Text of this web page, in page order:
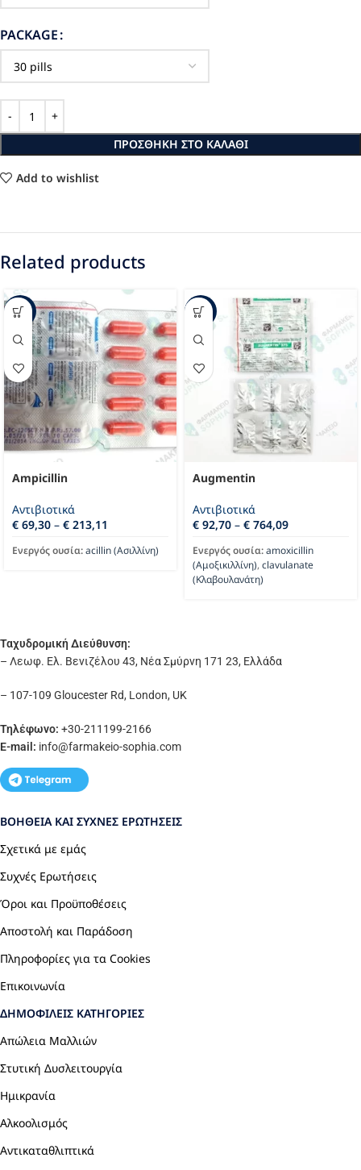
PACKAGE
ΠΡΟΣΘΉΚΗ ΣΤΟ ΚΑΛΆΘΙ
Add to wishlist
Related products
-94%
Ampicillin
Αντιβιοτικά
€ 69,30 – € 213,11
Ενεργός ουσία:acillin (Ασιλλίνη)
-48%
Augmentin
Αντιβιοτικά
€ 92,70 – € 764,09
Ενεργός ουσία:amoxicillin
(Αμοξικιλλίνη), clavulanate
(Κλαβουλανάτη)
Ταχυδρομική Διεύθυνση:
– Λεωφ. Ελ. Βενιζέλου 43, Νέα Σμύρνη 171 23, Ελλάδα
– 107-109 Gloucester Rd, London, UK
Τηλέφωνο: +30-211199-2166
E-mail: info@farmakeio-sophia.com
ΒΟΉΘΕΙΑ ΚΑΙ ΣΥΧΝΈΣ ΕΡΩΤΉΣΕΙΣ
Σχετικά με εμάς
Συχνές Ερωτήσεις
Όροι και Προϋποθέσεις
Αποστολή και Παράδοση
Πληροφορίες για τα Cookies
Επικοινωνία
ΔΗΜΟΦΙΛΕΊΣ ΚΑΤΗΓΟΡΊΕΣ
Απώλεια Μαλλιών
Στυτική Δυσλειτουργία
Ημικρανία
Αλκοολισμός
Αντικαταθλιπτικά